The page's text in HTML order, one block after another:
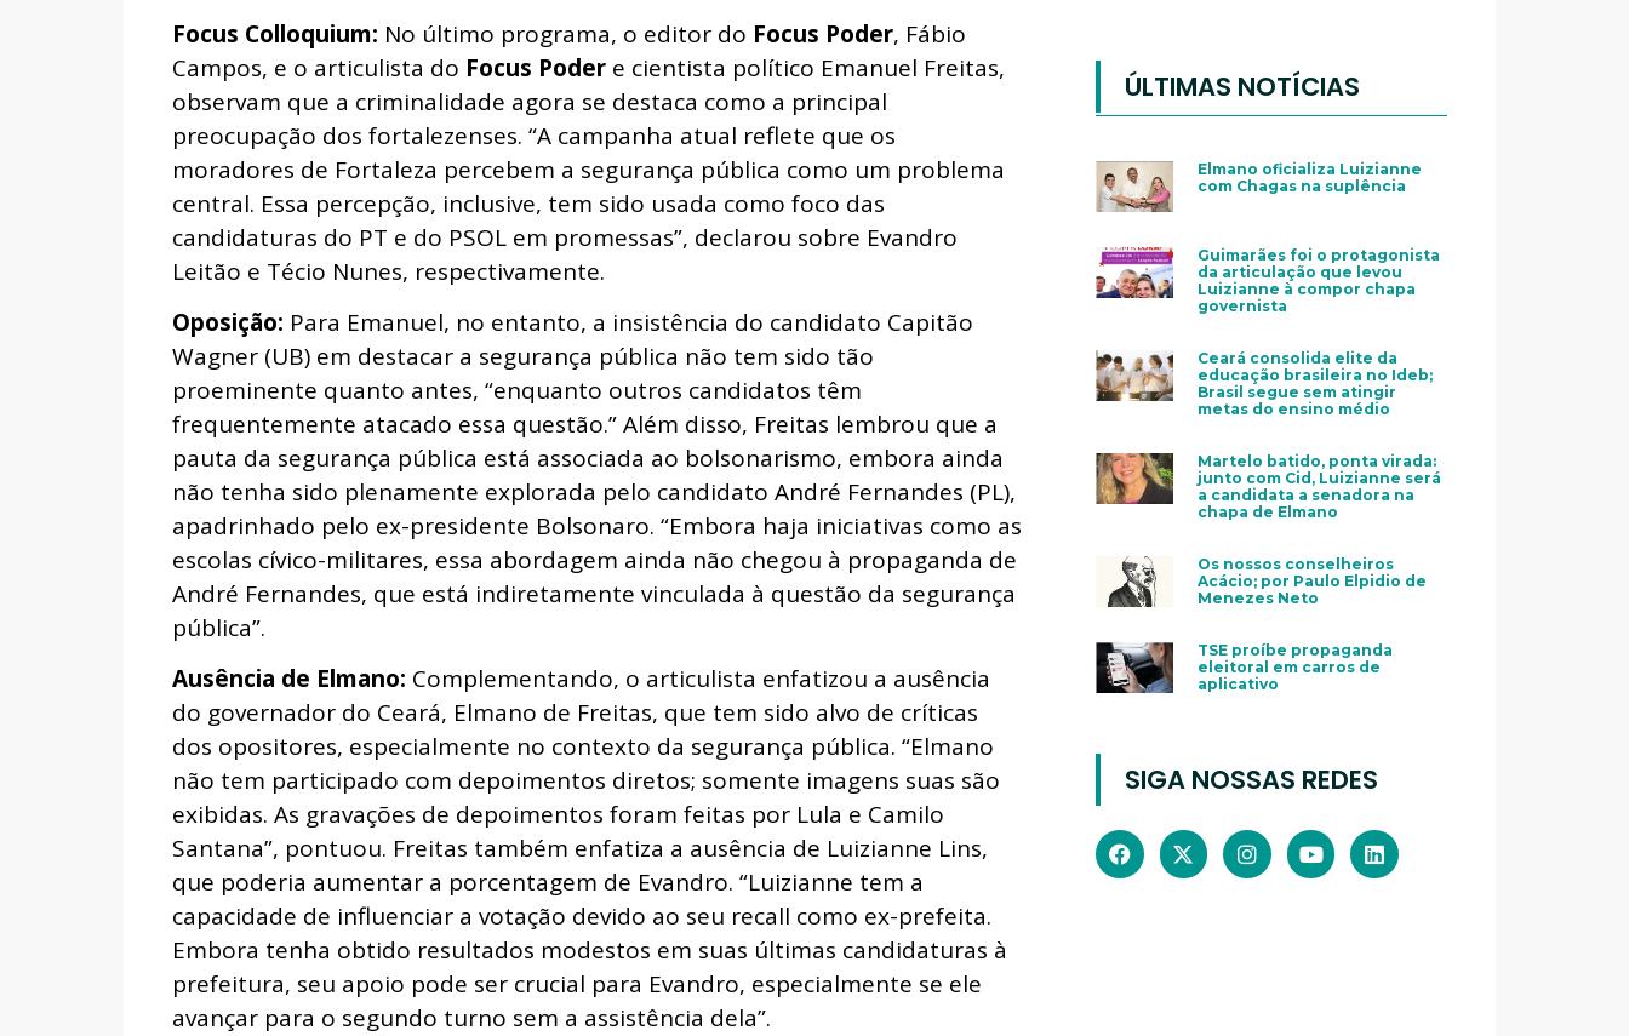
Focus Colloquium: No último programa, o editor do Focus Poder, Fábio
Campos, e o articulista do Focus Poder e cientista político Emanuel Freitas,
observam que a criminalidade agora se destaca como a principal
preocupação dos fortalezenses. “A campanha atual reflete que os
moradores de Fortaleza percebem a segurança pública como um problema
central. Essa percepção, inclusive, tem sido usada como foco das
candidaturas do PT e do PSOL em promessas”, declarou sobre Evandro
Leitão e Técio Nunes, respectivamente.
Oposição: Para Emanuel, no entanto, a insistência do candidato Capitão
Wagner (UB) em destacar a segurança pública não tem sido tão
proeminente quanto antes, “enquanto outros candidatos têm
frequentemente atacado essa questão.” Além disso, Freitas lembrou que a
pauta da segurança pública está associada ao bolsonarismo, embora ainda
não tenha sido plenamente explorada pelo candidato André Fernandes (PL),
apadrinhado pelo ex-presidente Bolsonaro. “Embora haja iniciativas como as
escolas cívico-militares, essa abordagem ainda não chegou à propaganda de
André Fernandes, que está indiretamente vinculada à questão da segurança
pública”.
Ausência de Elmano: Complementando, o articulista enfatizou a ausência
do governador do Ceará, Elmano de Freitas, que tem sido alvo de críticas
dos opositores, especialmente no contexto da segurança pública. “Elmano
não tem participado com depoimentos diretos; somente imagens suas são
exibidas. As gravações de depoimentos foram feitas por Lula e Camilo
Santana”, pontuou. Freitas também enfatiza a ausência de Luizianne Lins,
que poderia aumentar a porcentagem de Evandro. “Luizianne tem a
capacidade de influenciar a votação devido ao seu recall como ex-prefeita.
Embora tenha obtido resultados modestos em suas últimas candidaturas à
prefeitura, seu apoio pode ser crucial para Evandro, especialmente se ele
avançar para o segundo turno sem a assistência dela”.
ÚLTIMAS NOTÍCIAS
Elmano oficializa Luizianne
com Chagas na suplência
Guimarães foi o protagonista
da articulação que levou
Luizianne à compor chapa
governista
Ceará consolida elite da
educação brasileira no Ideb;
Brasil segue sem atingir
metas do ensino médio
Martelo batido, ponta virada:
junto com Cid, Luizianne será
a candidata a senadora na
chapa de Elmano
Os nossos conselheiros
Acácio; por Paulo Elpidio de
Menezes Neto
TSE proíbe propaganda
eleitoral em carros de
aplicativo
SIGA NOSSAS REDES